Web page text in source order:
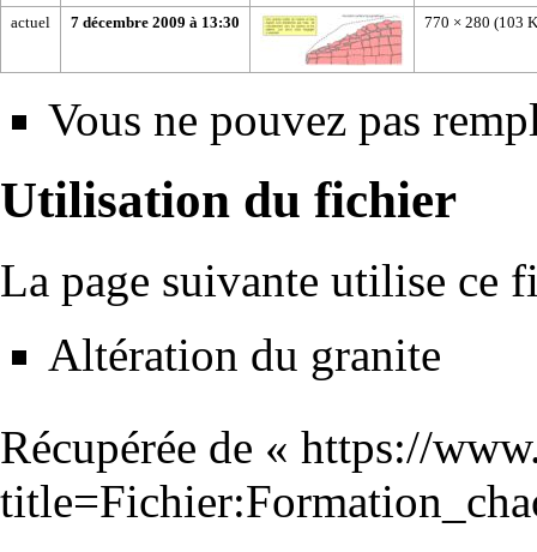
actuel
7 décembre 2009 à 13:30 770 × 280 (103
Vous ne pouvez pas
Utilisation du fichier
La page suivante utilise ce
Altération du granite
Récupérée de « https://